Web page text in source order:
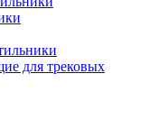
для трековых